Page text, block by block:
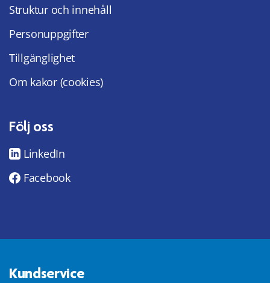
Struktur och innehåll
Personuppgifter
Tillgänglighet
Om kakor (cookies)
Följ oss
LinkedIn
Facebook
Kundservice